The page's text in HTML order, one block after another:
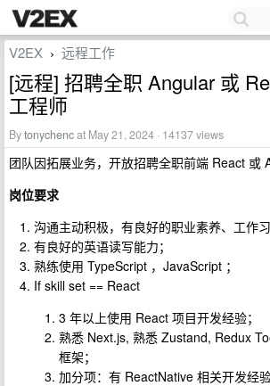
V2EX › 远程工作
[远程] 招聘全职 Angular 或
工程师
Bytonychencat May 21, 2024 · 14137 views
团队因拓展业务，开放招聘全职前端 React 或
岗位要求
沟通主动积极，有良好的职业素养、工作习
有良好的英语读写能力；
熟练使用 TypeScript ，JavaScript ；
If skill set == React
3 年以上使用 React 项目开发经验；
熟悉 Next.js, 熟悉 Zustand, Redux
框架；
加分项：有 ReactNative 相关开发经验